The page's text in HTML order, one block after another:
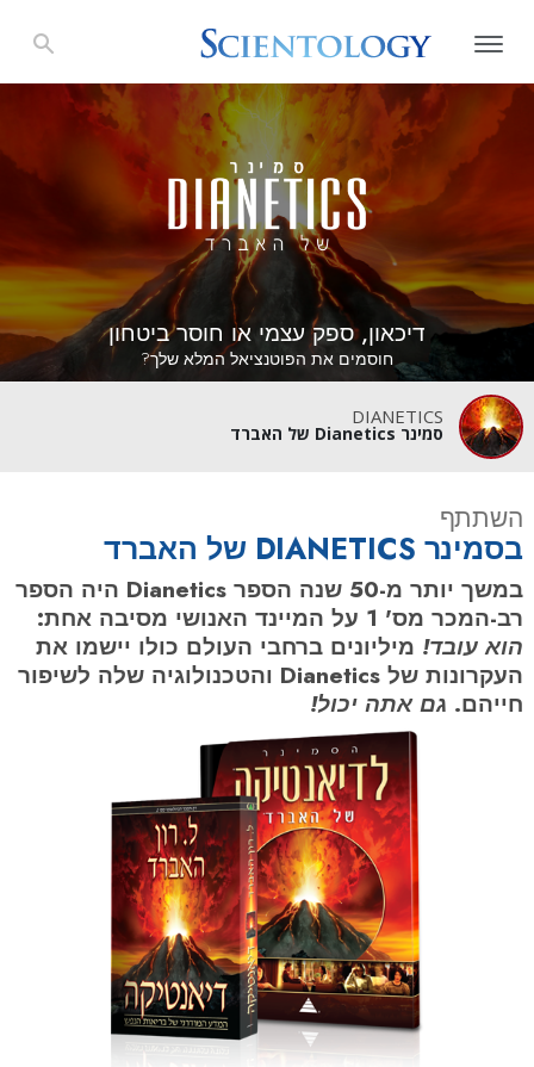
דיכאון, ספק עצמי או חוסר ביטחון
חוסמים את הפוטנציאל המלא שלך?
DIANETICS
סמינר Dianetics של האברד
השתתף
בסמינר DIANETICS של האברד
במשך יותר מ-50 שנה הספר Dianetics היה הספר
רב-המכר מס' 1 על המיינד האנושי מסיבה אחת:
הוא עובד! מיליונים ברחבי העולם כולו יישמו את
העקרונות של Dianetics והטכנולוגיה שלה לשיפור
חייהם. גם אתה יכול!